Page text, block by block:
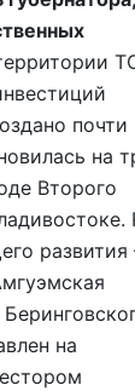
почти
на
Второго
развития
на